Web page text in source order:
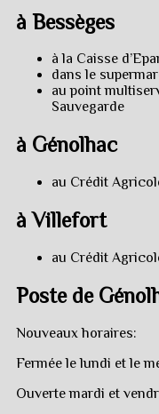
à Bessèges
à la Caisse
dans le
au point
Sauvegarde
à Génolhac
au Crédit
à Villefort
au Crédit
Poste de
Nouveaux horaires:
Fermée le lundi et le
Ouverte mardi et